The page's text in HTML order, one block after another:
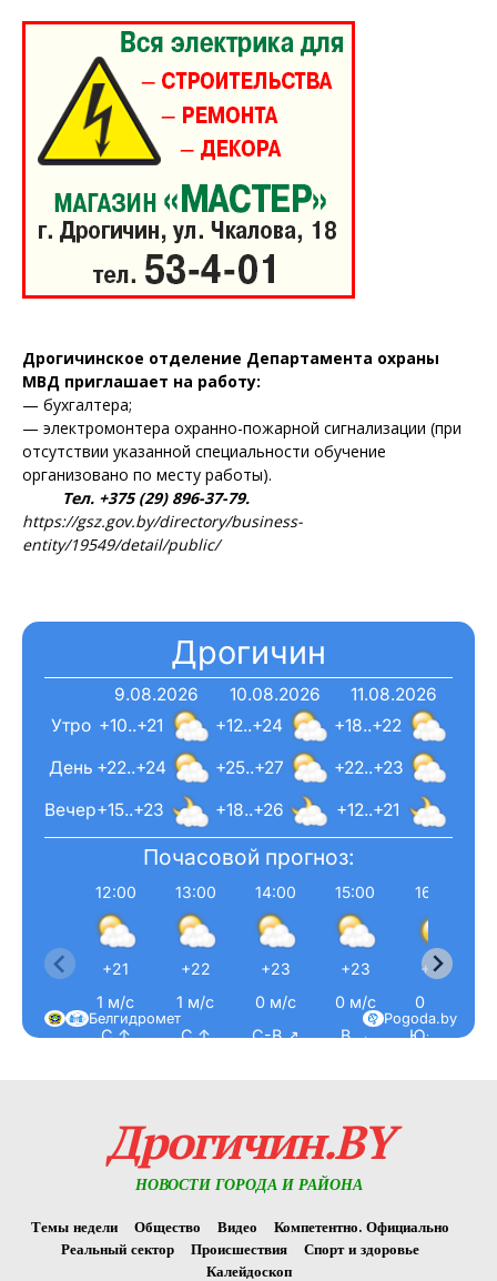
Дрогичинское отделение Департамента охраны
МВД приглашает на работу:
— бухгалтера;
— электромонтера охранно-пожарной сигнализации (при
отсутствии указанной специальности обучение
организовано по месту работы).
Тел. +375 (29) 896-37-79.
https://gsz.gov.by/directory/business-
entity/19549/detail/public/
Дрогичин
9.08.2026
+10..+21
+22..+24
+15..+23
10.08.2026
+12..+24
+25..+27
+18..+26
11.08.2026
+18..+22
+22..+23
+12..+21
Вечер
День
Утро
Почасовой прогноз:
12:00
+21
1 м/с
С ↑
13:00
+22
1 м/с
С ↑
14:00
+23
0 м/с
С-В ↗
15:00
+23
0 м/с
В →
16:00
+24
0 м/с
Ю-В ↘
Pogoda.by
Белгидромет
Дрогичин.BY
НОВОСТИ ГОРОДА И РАЙОНА
Темы недели Общество Видео
Компетентно. Официально
Реальный сектор
Происшествия
Спорт и здоровье
Калейдоскоп